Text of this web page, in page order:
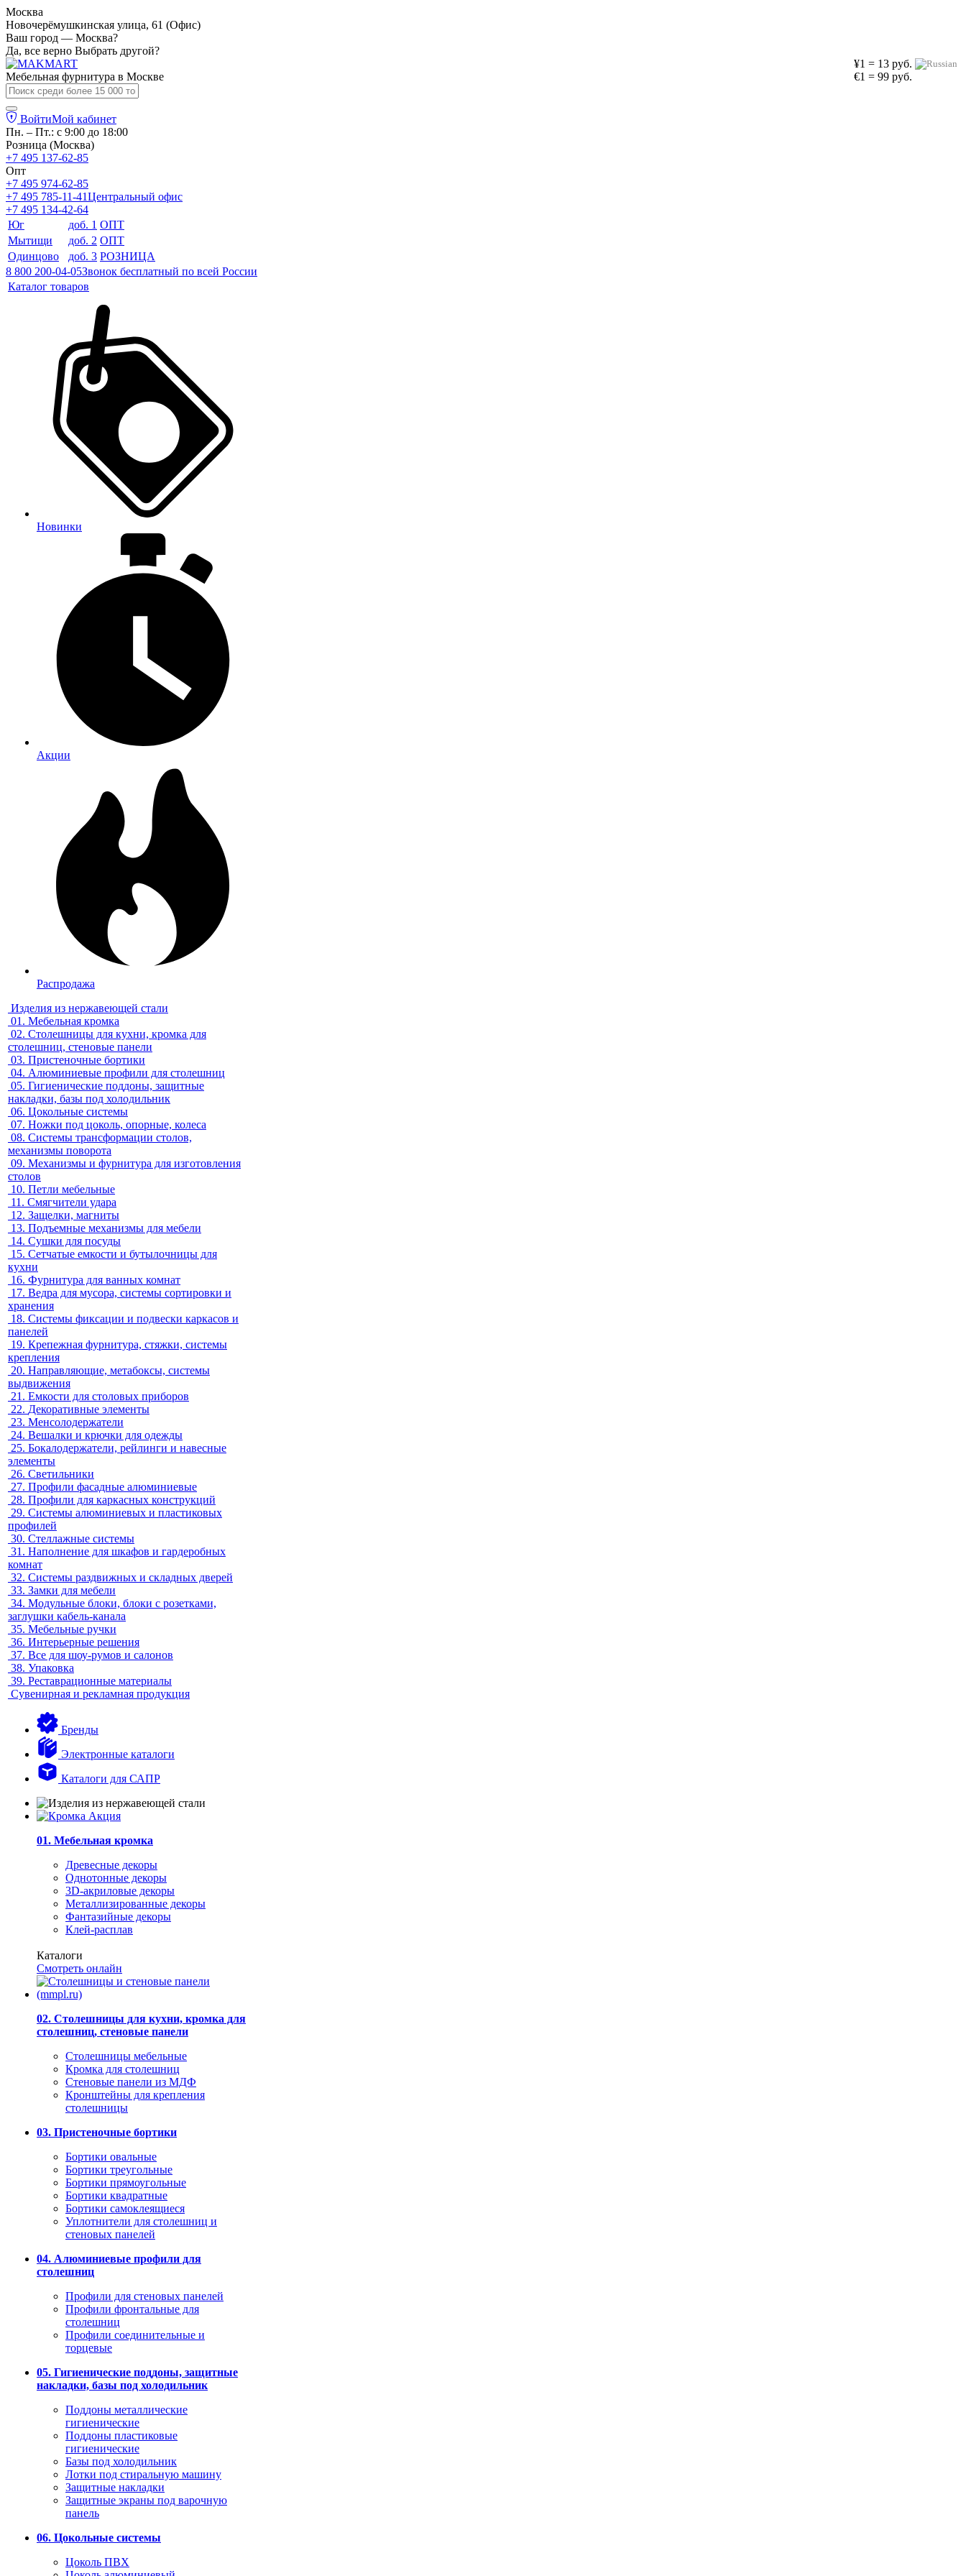
Москва
Новочерёмушкинская улица, 61 (Офис)
Ваш город — Москва?
Да, все верно Выбрать другой?
¥1 = 13 руб.
€1 = 99 руб.
Мебельная фурнитура в Москве
ВойтиМой кабинет
Пн. – Пт.: с 9:00 до 18:00
Розница (Москва)
+7 495 137-62-85
Опт
+7 495 974-62-85
+7 495 785-11-41Центральный офис
+7 495 134-42-64
Юг
доб. 1 ОПТ
Мытищи
доб. 2 ОПТ
Одинцово
доб. 3 РОЗНИЦА
8 800 200-04-05Звонок бесплатный по всей России
Каталог товаров
Новинки
Акции
Распродажа
Изделия из нержавеющей стали
01. Мебельная кромка
02. Столешницы для кухни, кромка для
столешниц, стеновые панели
03. Пристеночные бортики
04. Алюминиевые профили для столешниц
05. Гигиенические поддоны, защитные
накладки, базы под холодильник
06. Цокольные системы
07. Ножки под цоколь, опорные, колеса
08. Системы трансформации столов,
механизмы поворота
09. Механизмы и фурнитура для изготовления
столов
10. Петли мебельные
11. Смягчители удара
12. Защелки, магниты
13. Подъемные механизмы для мебели
14. Сушки для посуды
15. Сетчатые емкости и бутылочницы для
кухни
16. Фурнитура для ванных комнат
17. Ведра для мусора, системы сортировки и
хранения
18. Системы фиксации и подвески каркасов и
панелей
19. Крепежная фурнитура, стяжки, системы
крепления
20. Направляющие, метабоксы, системы
выдвижения
21. Емкости для столовых приборов
22. Декоративные элементы
23. Менсолодержатели
24. Вешалки и крючки для одежды
25. Бокалодержатели, рейлинги и навесные
элементы
26. Светильники
27. Профили фасадные алюминиевые
28. Профили для каркасных конструкций
29. Системы алюминиевых и пластиковых
профилей
30. Стеллажные системы
31. Наполнение для шкафов и гардеробных
комнат
32. Системы раздвижных и складных дверей
33. Замки для мебели
34. Модульные блоки, блоки с розетками,
заглушки кабель-канала
35. Мебельные ручки
36. Интерьерные решения
37. Все для шоу-румов и салонов
38. Упаковка
39. Реставрационные материалы
Сувенирная и рекламная продукция
Бренды
Электронные каталоги
Каталоги для САПР
01. Мебельная кромка
Древесные декоры
Однотонные декоры
3D-акриловые декоры
Металлизированные декоры
Фантазийные декоры
Клей-расплав
Каталоги
Смотреть онлайн
02. Столешницы для кухни, кромка для
столешниц, стеновые панели
Столешницы мебельные
Кромка для столешниц
Стеновые панели из МДФ
Кронштейны для крепления
столешницы
03. Пристеночные бортики
Бортики овальные
Бортики треугольные
Бортики прямоугольные
Бортики квадратные
Бортики самоклеящиеся
Уплотнители для столешниц и
стеновых панелей
04. Алюминиевые профили для
столешниц
Профили для стеновых панелей
Профили фронтальные для
столешниц
Профили соединительные и
торцевые
05. Гигиенические поддоны, защитные
накладки, базы под холодильник
Поддоны металлические
гигиенические
Поддоны пластиковые
гигиенические
Базы под холодильник
Лотки под стиральную машину
Защитные накладки
Защитные экраны под варочную
панель
06. Цокольные системы
Цоколь ПВХ